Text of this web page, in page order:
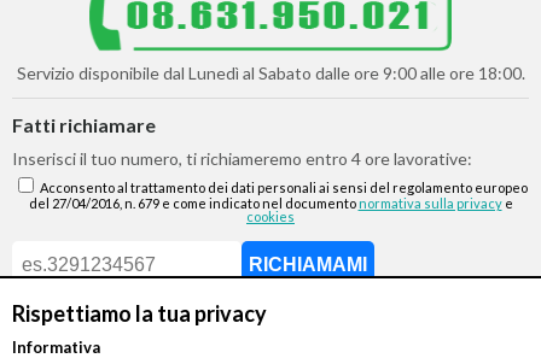
Rispettiamo la tua privacy
Informativa
Servizio disponibile dal Lunedì al Sabato dalle ore 9:00 alle ore 18:00.
Fatti richiamare
Inserisci il tuo numero, ti richiameremo entro 4 ore lavorative:
Acconsento al trattamento dei dati personali ai sensi del regolamento europeo
del 27/04/2016, n. 679 e come indicato nel documento normativa sulla privacye
cookies